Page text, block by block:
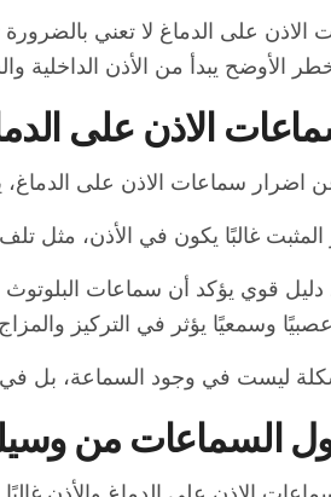
الأوضح يبدأ من الأذن الداخلية
الاذن على
اضرار سماعات الاذن على الدماغ،
المثبت غالبًا يكون في الأذن، مثل
دليل قوي يؤكد أن سماعات
وسمعيًا يؤثر في التركيز
ليست في وجود السماعة، بل في
السماعات من